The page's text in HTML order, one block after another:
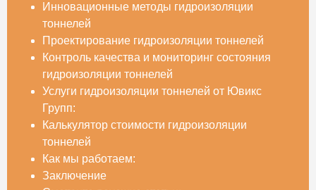
Инновационные методы гидроизоляции
тоннелей
Проектирование гидроизоляции тоннелей
Контроль качества и мониторинг состояния
гидроизоляции тоннелей
Услуги гидроизоляции тоннелей от Ювикс
Групп:
Калькулятор стоимости гидроизоляции
тоннелей
Как мы работаем:
Заключение